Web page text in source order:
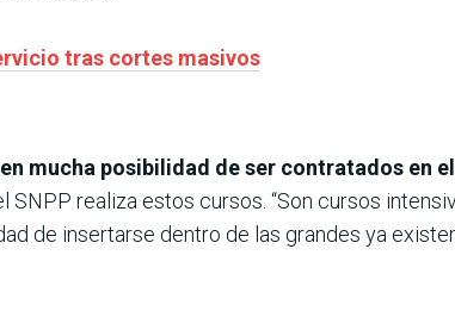
tras cortes masivos
mucha posibilidad de ser contratados en
realiza estos cursos. “Son cursos
de insertarse dentro de las grandes ya